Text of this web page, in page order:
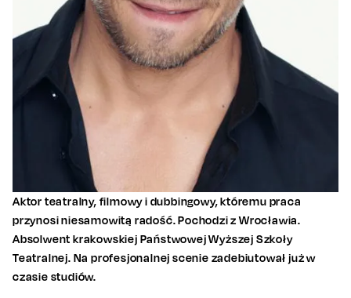
Aktor teatralny, filmowy i dubbingowy, któremu praca
przynosi niesamowitą radość. Pochodzi z Wrocławia.
Absolwent krakowskiej Państwowej Wyższej Szkoły
Teatralnej. Na profesjonalnej scenie zadebiutował już w
czasie studiów.